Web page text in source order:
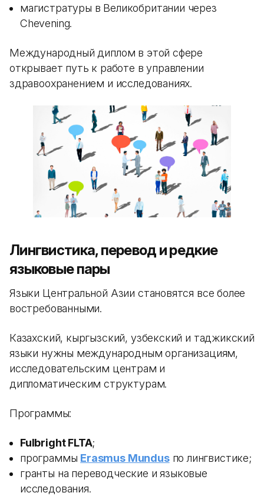
магистратуры в Великобритании через
Chevening.
Международный диплом в этой сфере
открывает путь к работе в управлении
здравоохранением и исследованиях.
Лингвистика, перевод и редкие
языковые пары
Языки Центральной Азии становятся все более
востребованными.
Казахский, кыргызский, узбекский и таджикский
языки нужны международным организациям,
исследовательским центрам и
дипломатическим структурам.
Программы:
Fulbright FLTA;
программы Erasmus Mundusпо лингвистике;
гранты на переводческие и языковые
исследования.